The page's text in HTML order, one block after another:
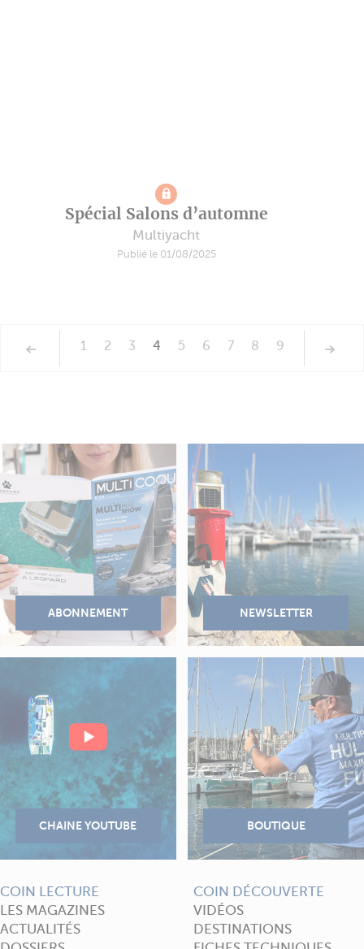
Spécial Salons d’automne
Multiyacht
Publié le 01/08/2025
1 2 3 4 5 6 7 8 9
COIN LECTURE
LES MAGAZINES
ACTUALITÉS
COIN DÉCOUVERTE
VIDÉOS
DESTINATIONS